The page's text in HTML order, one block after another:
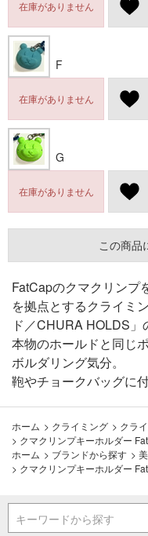
在庫がありません
F
在庫がありません
G
在庫がありません
この商品
FatCapのクマクリンプ
を拠点とするクライミ
ド／CHURA HOLDS」
本物のホールドと同じ
ボルダリング気分。
鞄やチョークバッグに
ホーム > クライミング > クラ
> クマクリンプキーホルダー
ホーム > ブランドから探す >
> クマクリンプキーホルダー
キーワードから探す